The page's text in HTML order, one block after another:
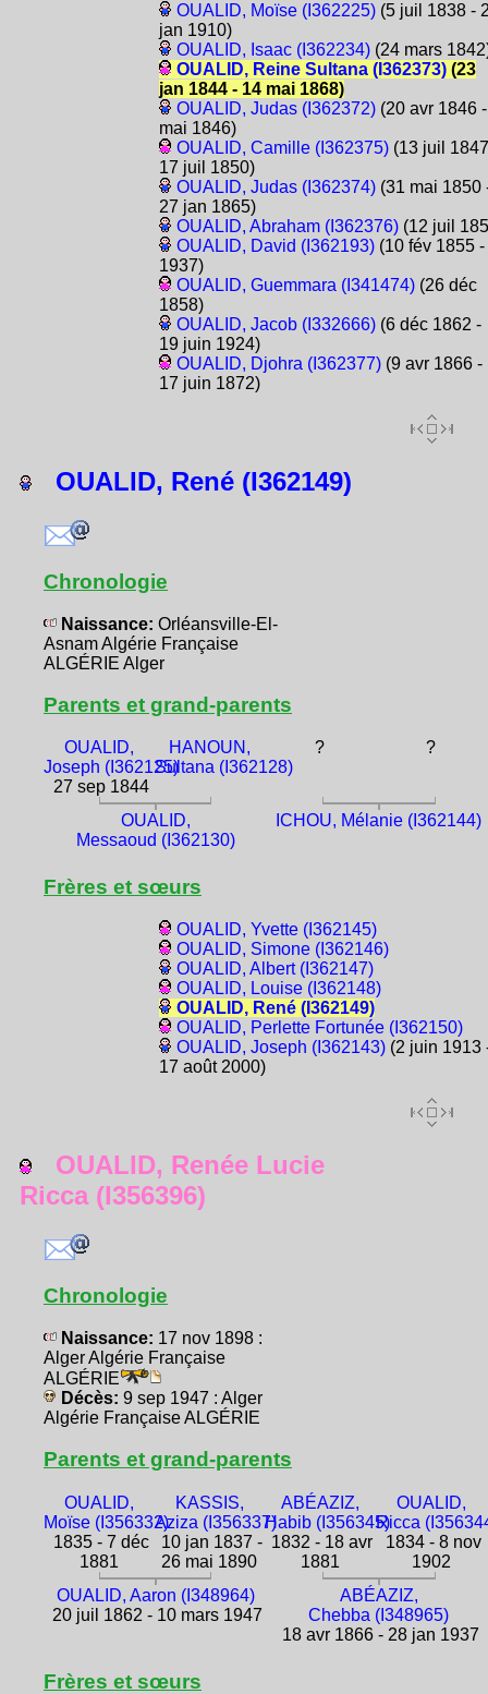
OUALID, Moïse (I362225)(5 juil 1838 -
jan 1910)
OUALID, Isaac (I362234)(24 mars
OUALID, Reine Sultana (I362373)(23
jan 1844 - 14 mai 1868)
OUALID, Judas (I362372)(20 avr 1846
mai 1846)
OUALID, Camille (I362375)(13 juil
17 juil 1850)
OUALID, Judas (I362374)(31 mai 1850
27 jan 1865)
OUALID, Abraham (I362376)(12 juil
OUALID, David (I362193)(10 fév 1855 -
1937)
OUALID, Guemmara (I341474)(26 déc
1858)
OUALID, Jacob (I332666)(6 déc 1862 -
19 juin 1924)
OUALID, Djohra (I362377)(9 avr 1866 -
17 juin 1872)
OUALID, René (I362149)
Chronologie
Naissance: Orléansville-El-
Asnam Algérie Française
ALGÉRIE Alger
Parents et grand-parents
OUALID,
Joseph (I362125)
27 sep 1844
HANOUN,
Sultana (I362128)
? ?
OUALID,
Messaoud (I362130)
ICHOU, Mélanie (I362144)
Frères et sœurs
OUALID, Yvette (I362145)
OUALID, Simone (I362146)
OUALID, Albert (I362147)
OUALID, Louise (I362148)
OUALID, René (I362149)
OUALID, Perlette Fortunée (I362150)
OUALID, Joseph (I362143)(2 juin 1913
17 août 2000)
OUALID, Renée Lucie
Ricca (I356396)
Chronologie
Naissance: 17 nov 1898 :
Alger Algérie Française
ALGÉRIE
Décès: 9 sep 1947 : Alger
Algérie Française ALGÉRIE
Parents et grand-parents
OUALID,
Moïse (I356332)
1835 - 7 déc
1881
KASSIS,
Aziza (I356337)
10 jan 1837 -
26 mai 1890
ABÉAZIZ,
Habib (I356345)
1832 - 18 avr
1881
OUALID,
Ricca
1834 - 8 nov
1902
OUALID, Aaron (I348964)
20 juil 1862 - 10 mars 1947
ABÉAZIZ,
Chebba (I348965)
18 avr 1866 - 28 jan 1937
Frères et sœurs